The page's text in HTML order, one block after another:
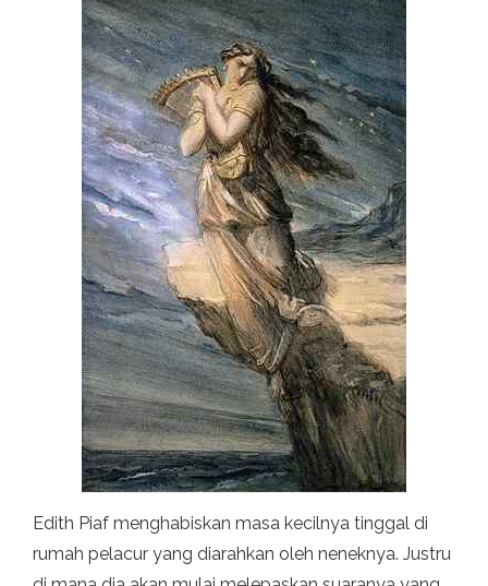
Edith Piaf menghabiskan masa kecilnya tinggal di
rumah pelacur yang diarahkan oleh neneknya. Justru